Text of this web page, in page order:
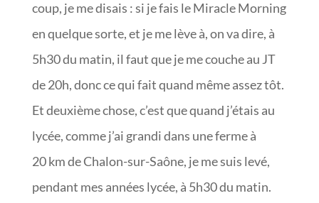
coup, je me disais : si je fais le Miracle Morning
en quelque sorte, et je me lève à, on va dire, à
5h30 du matin, il faut que je me couche au JT
de 20h, donc ce qui fait quand même assez tôt.
Et deuxième chose, c’est que quand j’étais au
lycée, comme j’ai grandi dans une ferme à
20 km de Chalon-sur-Saône, je me suis levé,
pendant mes années lycée, à 5h30 du matin.